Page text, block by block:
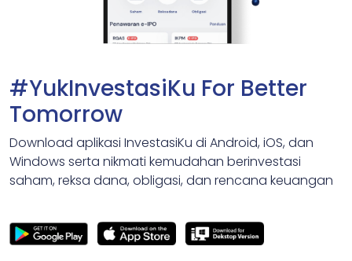
#YukInvestasiKu For Better
Tomorrow
Download aplikasi InvestasiKu di Android, iOS, dan
Windows serta nikmati kemudahan berinvestasi
saham, reksa dana, obligasi, dan rencana keuangan